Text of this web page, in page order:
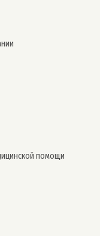
помощи